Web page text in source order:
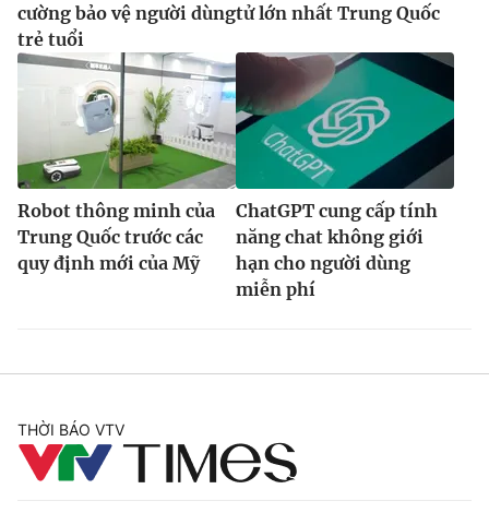
cường bảo vệ người dùng
trẻ tuổi
tử lớn nhất Trung Quốc
Robot thông minh của
Trung Quốc trước các
quy định mới của Mỹ
ChatGPT cung cấp tính
năng chat không giới
hạn cho người dùng
miễn phí
THỜI BÁO VTV